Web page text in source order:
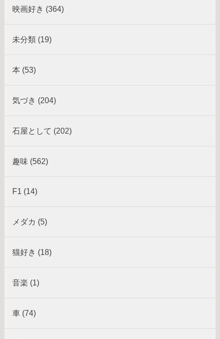
映画好き (364)
未分類 (19)
本 (53)
気づき (204)
石屋として (202)
趣味 (562)
F1 (14)
メダカ (5)
猫好き (18)
音楽 (1)
車 (74)